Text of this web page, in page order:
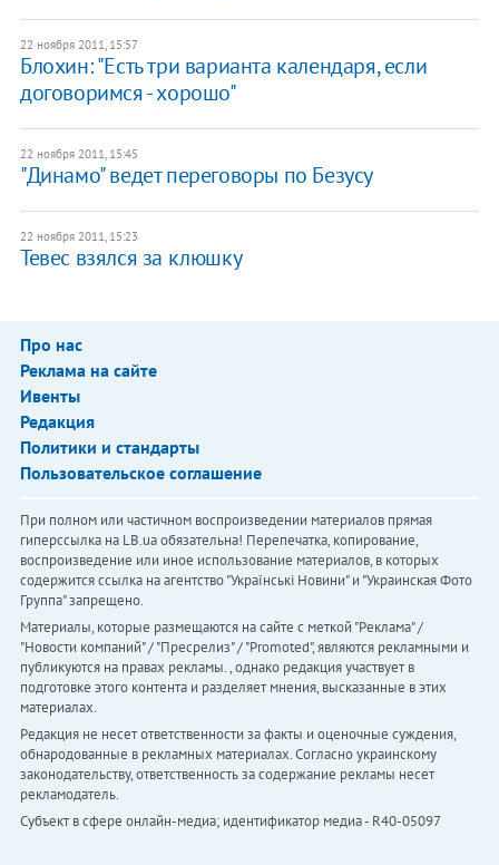
22 ноября 2011, 15:57
Блохин: "Есть три варианта календаря, если
договоримся - хорошо"
22 ноября 2011, 15:45
"Динамо" ведет переговоры по Безусу
22 ноября 2011, 15:23
Тевес взялся за клюшку
Про нас
Реклама на сайте
Ивенты
Редакция
Политики и стандарты
Пользовательское соглашение
При полном или частичном воспроизведении материалов прямая
гиперссылка на LB.ua обязательна! Перепечатка, копирование,
воспроизведение или иное использование материалов, в которых
содержится ссылка на агентство "Українськi Новини" и "Украинская Фото
Группа" запрещено.
Материалы, которые размещаются на сайте с меткой "Реклама" /
"Новости компаний" / "Пресрелиз" / "Promoted", являются рекламными и
публикуются на правах рекламы. , однако редакция участвует в
подготовке этого контента и разделяет мнения, высказанные в этих
материалах.
Редакция не несет ответственности за факты и оценочные суждения,
обнародованные в рекламных материалах. Согласно украинскому
законодательству, ответственность за содержание рекламы несет
рекламодатель.
Субъект в сфере онлайн-медиа; идентификатор медиа - R40-05097